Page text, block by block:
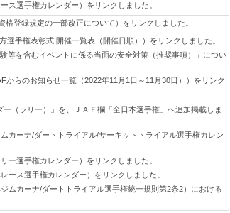
ス選手権カレンダー）をリンクしました。
格登録規定の一部改正について）をリンクしました。
選手権表彰式 開催一覧表（開催日順））をリンクしました。
等を含むイベントに係る当面の安全対策（推奨事項）」につい
からのお知らせ一覧（2022年11月1日～11月30日））をリンク
（ラリー）」を、ＪＡＦ欄「全日本選手権」へ追加掲載しま
カーナ/ダートトライアル/サーキットトライアル選手権カレン
ー選手権カレンダー）をリンクしました。
ース選手権カレンダー）をリンクしました。
ムカーナ/ダートトライアル選手権統一規則第2条2）における